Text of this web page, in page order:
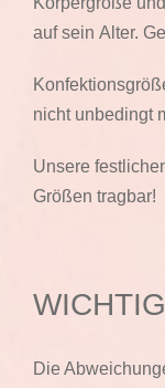
auf sein Alter.
nicht unbedingt
Unsere
Größen tragbar!
Die